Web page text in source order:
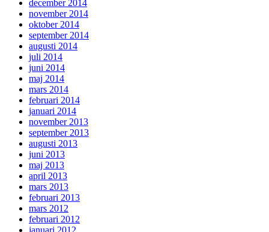
december 2014
november 2014
oktober 2014
september 2014
augusti 2014
juli 2014
juni 2014
maj 2014
mars 2014
februari 2014
januari 2014
november 2013
september 2013
augusti 2013
juni 2013
maj 2013
april 2013
mars 2013
februari 2013
mars 2012
februari 2012
januari 2012